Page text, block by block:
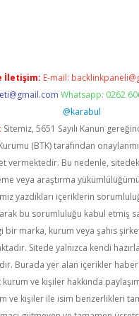
İletişim: E-mail:
Whatsapp: 0262
@karabul
Sitemiz, 5651 Sayılı Kanun
(BTK) tarafından
vermektedir. Bu nedenle,
veya araştırma
yazdıkları içeriklerin
bu sorumluluğu kabul etmiş
bir marka, kurum veya şahıs
Sitede yalnızca kendi
Burada yer alan içerikler
ve kişiler hakkında
ve kişiler ile isim benzerlikleri